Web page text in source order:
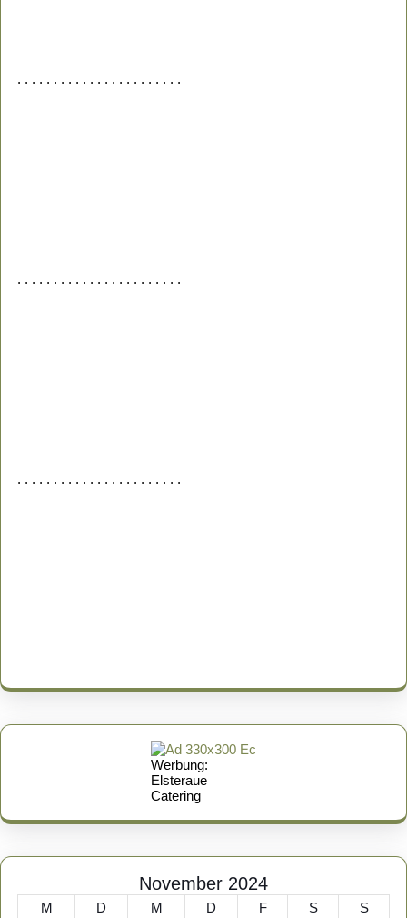
. . . . . . . . . . . . . . . . . . . . . . .
. . . . . . . . . . . . . . . . . . . . . . .
. . . . . . . . . . . . . . . . . . . . . . .
Werbung:
Elsteraue
Catering
November 2024
M D M D F S
S